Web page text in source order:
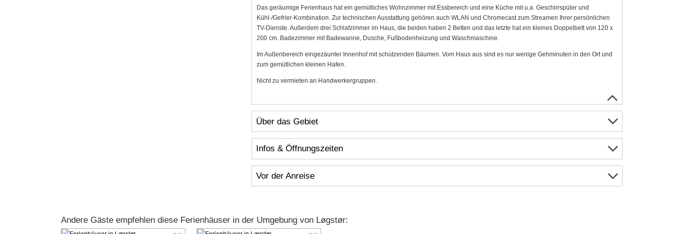
Das geräumige Ferienhaus hat ein gemütliches Wohnzimmer mit Essbereich und eine Küche mit u.a. Geschirrspüler und
Kühl-/Gefrier-Kombination. Zur technischen Ausstattung gehören auch WLAN und Chromecast zum Streamen Ihrer persönlichen
TV-Dienste. Außerdem drei Schlafzimmer im Haus, die beiden haben 2 Betten und das letzte hat ein kleines Doppelbett von 120 x
200 cm. Badezimmer mit Badewanne, Dusche, Fußbodenheizung und Waschmaschine.
Im Außenbereich eingezäunter Innenhof mit schützenden Bäumen. Vom Haus aus sind es nur wenige Gehminuten in den Ort und
zum gemütlichen kleinen Hafen.
Nicht zu vermieten an Handwerkergruppen.
Über das Gebiet
Infos & Öffnungszeiten
Vor der Anreise
Andere Gäste empfehlen diese Ferienhäuser in der Umgebung von Løgstør: